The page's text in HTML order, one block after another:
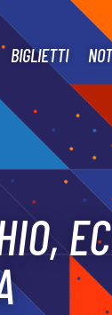
BIGLIETTI